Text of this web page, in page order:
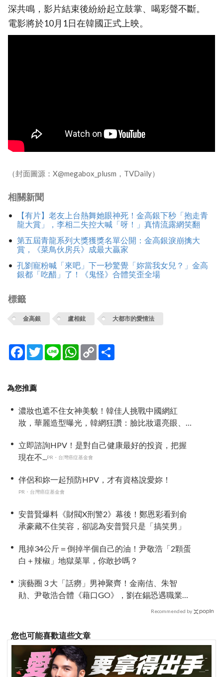
深共鳴，影片結束後紛紛起立鼓掌、喝彩聲不斷。
電影將於10月1日在韓國正式上映。
（封面圖源：X@megabox_plusm，TVDaily）
相關新聞
【有片】老友上台熱舞她眼神死！金高銀下秒「抱走青
龍大賞」，李相二失控大喊「呀！」真情流露網笑翻
第五屆青龍系列大獎獲獎名單公開：金高銀淚崩擒大
賞，《菜鳥伙房兵》成最大贏家
孔劉寵粉喊「來吧」下一秒驚覺「妳當我女兒？」金高
銀都「吃醋」了！《鬼怪》合體笑歪全場
標籤
金高銀 盧相鉉 大都市的愛情法
Facebook
TwitterLine WhatsApp
Copy
Link
為您推薦
濃妝也遮不住女神美貌！韓佳人挑戰中國網紅
妝，華麗造型曝光，韓網狂讚：臉比妝還亮眼、
立即諮詢HPV！是對自己健康最好的投資，把握
現在不...PR・台灣癌症基金會
伴侶和妳一起預防HPV，才有資格說愛妳！
PR・台灣癌症基金會
安普賢爆料《財閥X刑警2》幕後！鄭恩彩看到俞
承豪藏不住笑容，卻認為安普賢只是「搞笑男」
甩掉34公斤＝倒掉半個自己的油！尹敬浩「2顆蛋
白＋辣椒」地獄菜單，你敢抄嗎？
演藝圈 3 大「話癆」男神聚齊！金南佶、朱智
勛、尹敬浩合體《藉口GO》，劉在錫恐遇職業生
Recommended by
您也可能喜歡這些文章